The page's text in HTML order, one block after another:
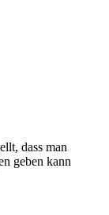
dass man
geben kann